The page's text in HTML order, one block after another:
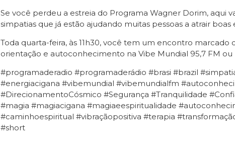
Se você perdeu a estreia do Programa Wagner Dorim, aqui
simpatias que já estão ajudando muitas pessoas a atrair
Toda quarta-feira, às 11h30, você tem um encontro
orientação e autoconhecimento na Vibe Mundial 95,7 FM
#programaderadio #programaderádio #brasi #brazil
#energiacigana #vibemundial #vibemundialfm
#DirecionamentoCósmico #Segurança #Tranquilidade
#magia #magiacigana #magiaeespiritualidade
#caminhoespiritual #vibraçãopositiva #terapia
#short